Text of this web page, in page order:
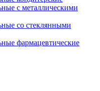
с металлическими
со стеклянными
фармацевтические